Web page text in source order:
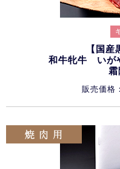
【国産
和牛牝牛 いが
霜
販売価格